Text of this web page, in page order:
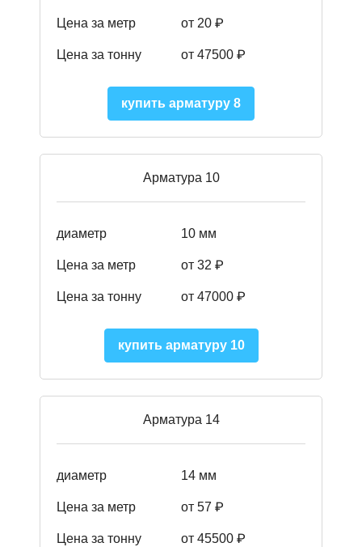
Цена за метр от 20 ₽
Цена за тонну от 47500 ₽
купить арматуру 8
Арматура 10
диаметр 10 мм
Цена за метр от 32 ₽
Цена за тонну от 47000 ₽
купить арматуру 10
Арматура 14
диаметр 14 мм
Цена за метр от 57 ₽
Цена за тонну от 45500 ₽